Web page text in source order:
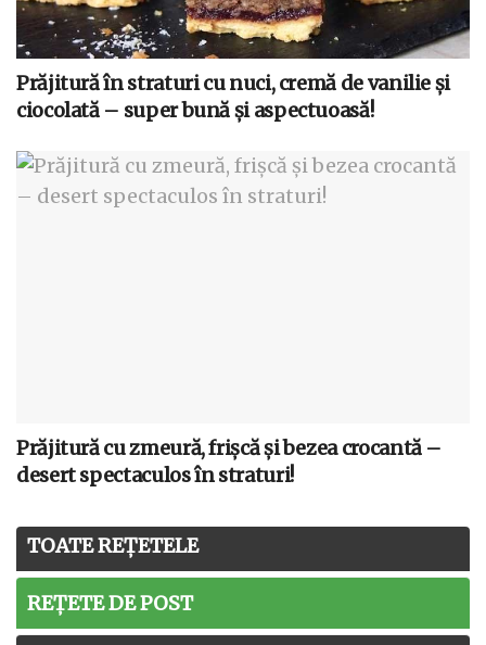
Prăjitură în straturi cu nuci, cremă de vanilie și
ciocolată – super bună și aspectuoasă!
Prăjitură cu zmeură, frișcă și bezea crocantă –
desert spectaculos în straturi!
TOATE REȚETELE
REȚETE DE POST